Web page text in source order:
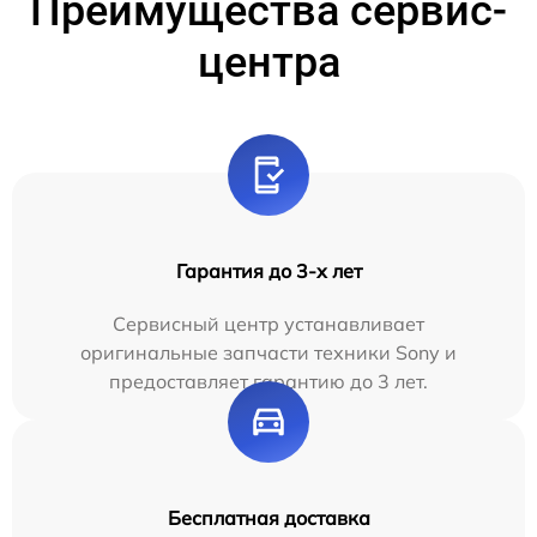
Преимущества сервис-
центра
Гарантия до 3-х лет
Сервисный центр устанавливает
оригинальные запчасти техники Sony и
предоставляет гарантию до 3 лет.
Бесплатная доставка